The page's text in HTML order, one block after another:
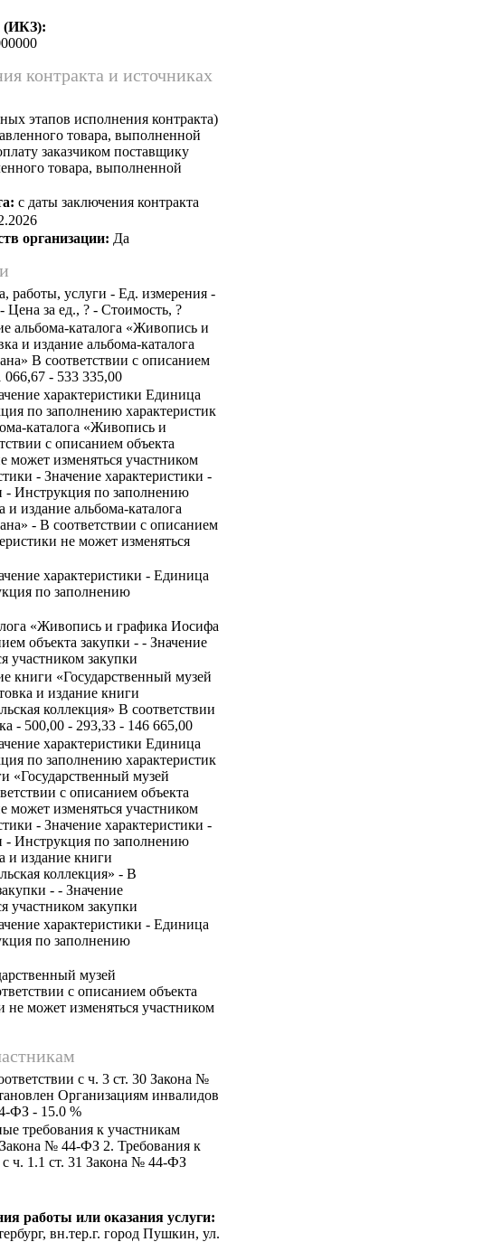
(ИКЗ):
контракта и источниках
этапов исполнения контракта)
товара, выполненной
заказчиком поставщику
товара, выполненной
с даты заключения контракта
организации: Да
работы, услуги - Ед. измерения -
Цена за ед., ? - Стоимость, ?
альбома-каталога «Живопись и
и издание альбома-каталога
В соответствии с описанием
- 533 335,00
характеристики Единица
по заполнению характеристик
каталога «Живопись и
с описанием объекта
может изменяться участником
- Значение характеристики -
- Инструкция по заполнению
и издание альбома-каталога
- В соответствии с описанием
не может изменяться
характеристики - Единица
по заполнению
«Живопись и графика Иосифа
объекта закупки - - Значение
участником закупки
книги «Государственный музей
и издание книги
коллекция» В соответствии
- 500,00 - 293,33 - 146 665,00
характеристики Единица
по заполнению характеристик
«Государственный музей
с описанием объекта
может изменяться участником
- Значение характеристики -
- Инструкция по заполнению
и издание книги
коллекция» - В
- - Значение
участником закупки
характеристики - Единица
по заполнению
музей
с описанием объекта
не может изменяться участником
с ч. 3 ст. 30 Закона №
Организациям инвалидов
ФЗ - 15.0 %
требования к участникам
Закона № 44-ФЗ 2. Требования к
с ч. 1.1 ст. 31 Закона № 44-ФЗ
работы или оказания услуги:
вн.тер.г. город Пушкин, ул.